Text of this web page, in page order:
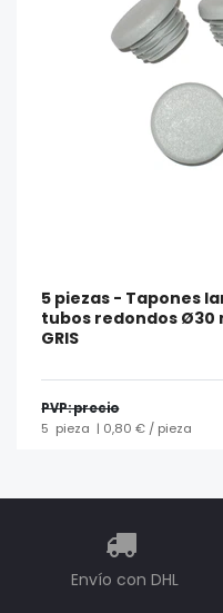
5 piezas - Tapones
tubos redondos
GRIS
PVP: precio
5 pieza | 0,80 € / pieza
Envío con DHL